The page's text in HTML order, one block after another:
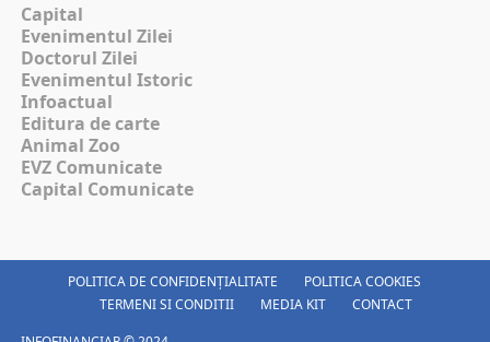
Capital
Evenimentul Zilei
Doctorul Zilei
Evenimentul Istoric
Infoactual
Editura de carte
Animal Zoo
EVZ Comunicate
Capital Comunicate
POLITICA DE CONFIDENȚIALITATE
POLITICA COOKIES
TERMENI SI CONDITII
MEDIA KIT
CONTACT